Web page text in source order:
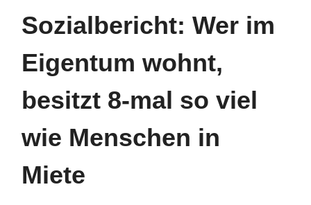
Sozialbericht: Wer im
Eigentum wohnt,
besitzt 8-mal so viel
wie Menschen in
Miete